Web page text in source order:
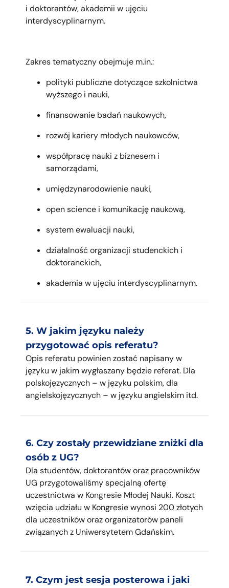
i doktorantów, akademii w ujęciu
interdyscyplinarnym.
Zakres tematyczny obejmuje m.in.:
polityki publiczne dotyczące szkolnictwa
wyższego i nauki,
finansowanie badań naukowych,
rozwój kariery młodych naukowców,
współpracę nauki z biznesem i
samorządami,
umiędzynarodowienie nauki,
open science i komunikację naukową,
system ewaluacji nauki,
działalność organizacji studenckich i
doktoranckich,
akademia w ujęciu interdyscyplinarnym.
5. W jakim języku należy
przygotować opis referatu?
Opis referatu powinien zostać napisany w
języku w jakim wygłaszany będzie referat. Dla
polskojęzycznych – w języku polskim, dla
angielskojęzycznych – w języku angielskim itd.
6. Czy zostały przewidziane zniżki dla
osób z UG?
Dla studentów, doktorantów oraz pracowników
UG przygotowaliśmy specjalną ofertę
uczestnictwa w Kongresie Młodej Nauki. Koszt
wzięcia udziału w Kongresie wynosi 200 złotych
dla uczestników oraz organizatorów paneli
związanych z Uniwersytetem Gdańskim.
7. Czym jest sesja posterowa i jaki